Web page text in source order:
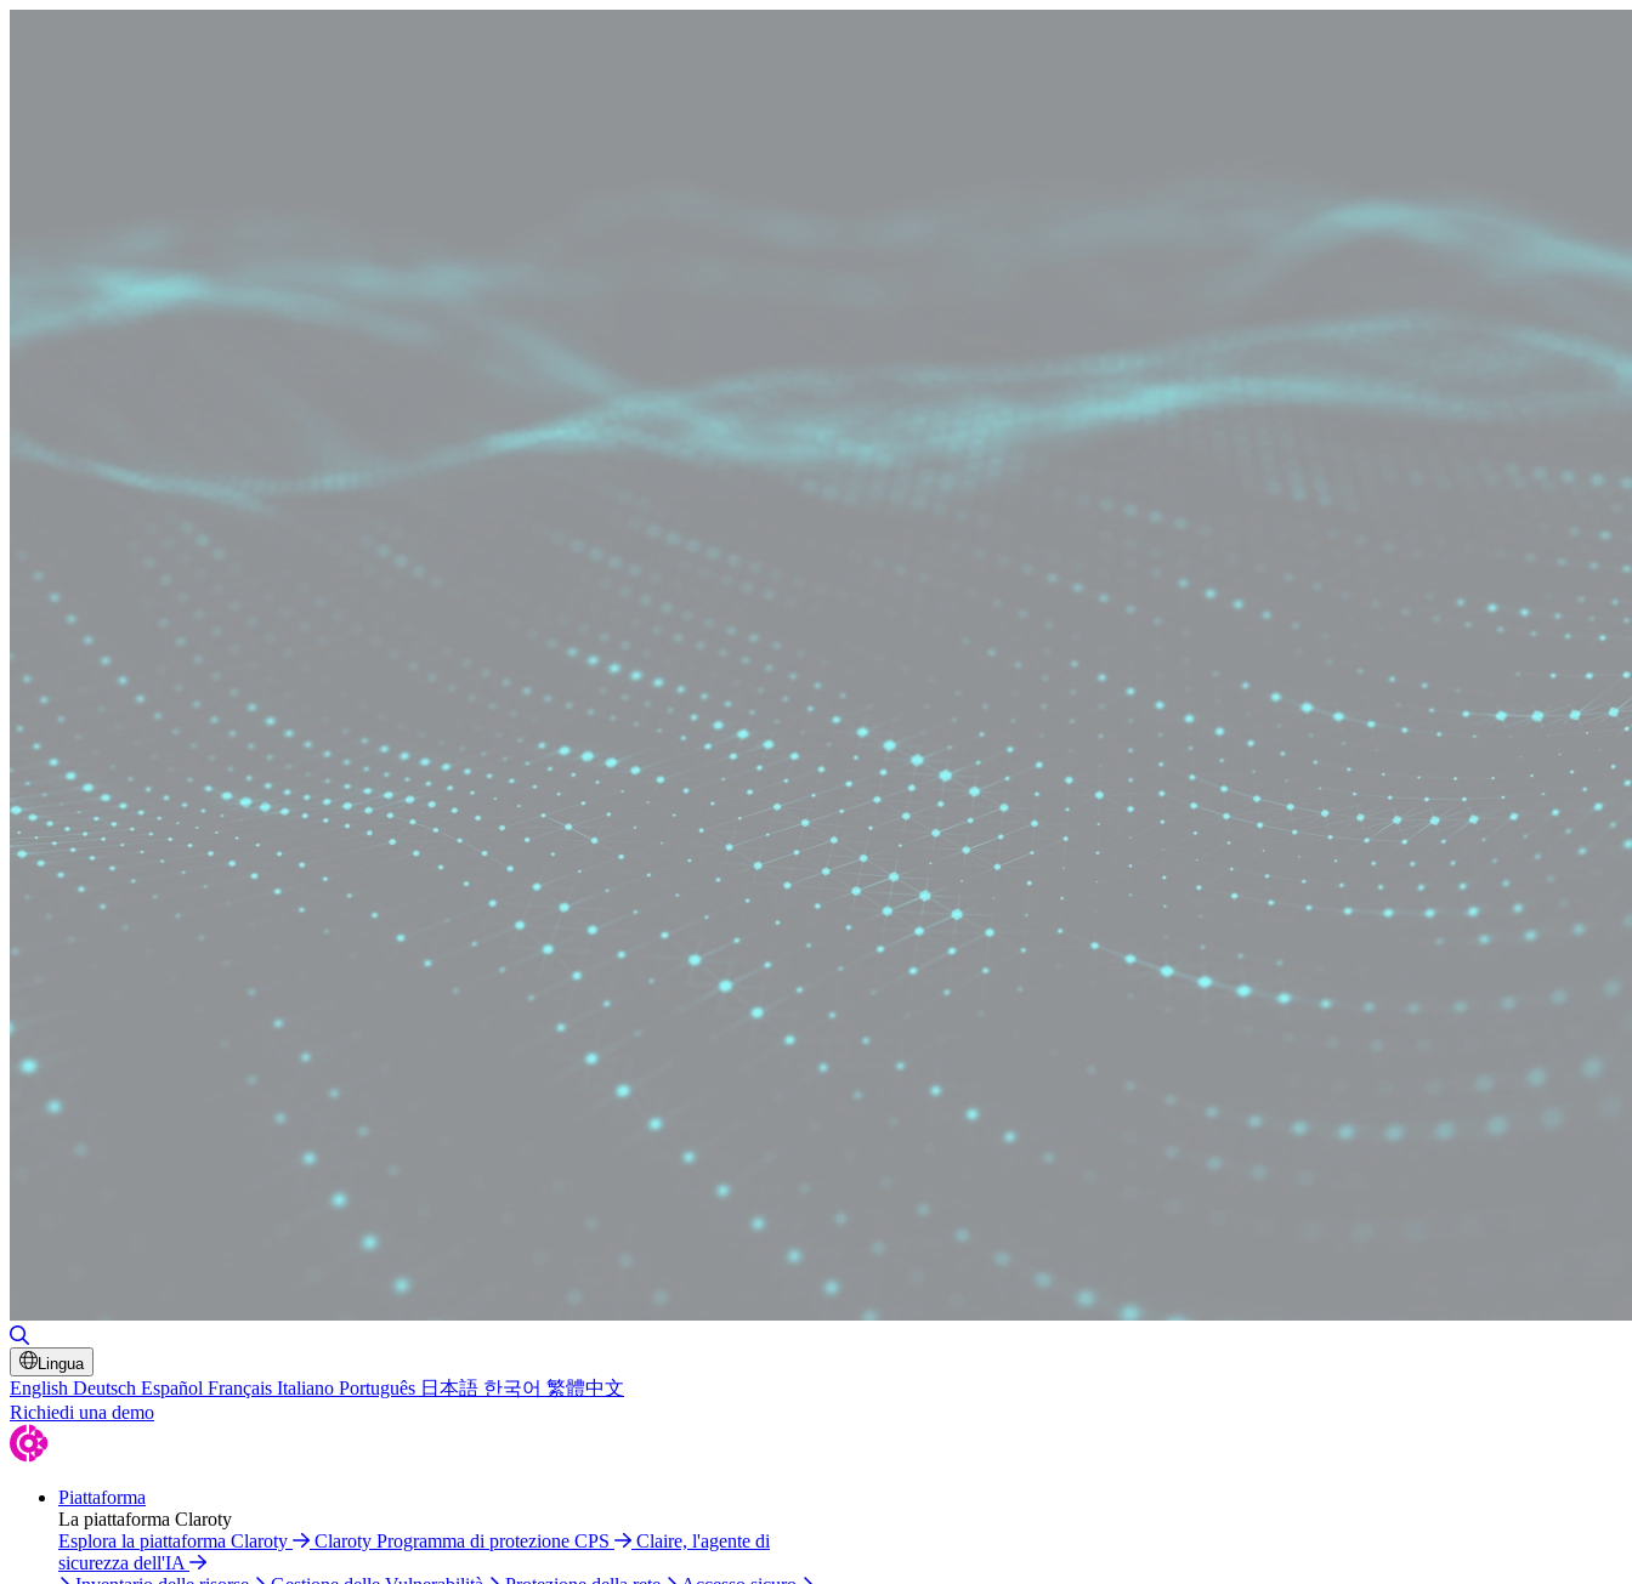
Lingua
English Deutsch Español Français Italiano Português 日本語 한국어 繁體中文
Richiedi una demo
Piattaforma
La piattaforma Claroty
Esplora la piattaforma Claroty
Claroty Programma di protezione CPS
Claire, l'agente di
sicurezza dell'IA